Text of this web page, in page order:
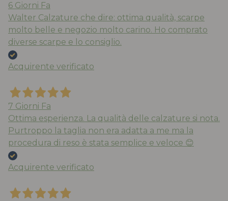
6 Giorni Fa
Walter Calzature che dire: ottima qualità, scarpe
molto belle e negozio molto carino. Ho comprato
diverse scarpe e lo consiglio.
Acquirente verificato
7 Giorni Fa
Ottima esperienza. La qualità delle calzature si nota.
Purtroppo la taglia non era adatta a me ma la
procedura di reso è stata semplice e veloce 😊
Acquirente verificato